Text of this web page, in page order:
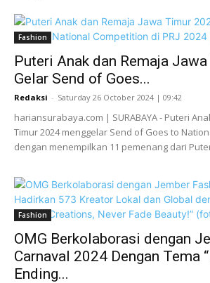
Fashion
Puteri Anak dan Remaja
Gelar Send of Goes...
Redaksi - Saturday 26 October 2024 | 09:42
hariansurabaya.com | SURABAYA - Puteri
Timur 2024 menggelar Send of Goes to
dengan menempilkan 11 pemenang dari
Fashion
OMG Berkolaborasi dengan
Carnaval 2024 Dengan Tema
Ending...